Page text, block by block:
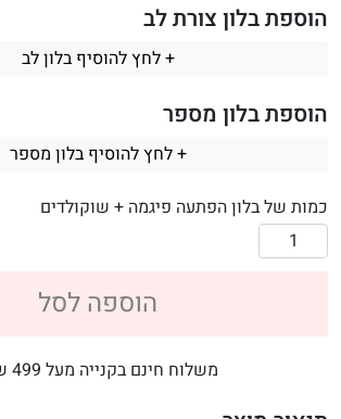
הוספת בלון צורת לב
+ לחץ להוסיף בלון לב
הוספת בלון מספר
+ לחץ להוסיף בלון מספר
כמות של בלון הפתעה פיגמה + שוקולדים
הוספה לסל
משלוח חינם בקנייה מעל 499 ש״ח